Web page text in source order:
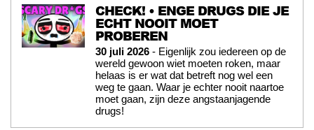
CHECK! • ENGE DRUGS DIE JE
ECHT NOOIT MOET
PROBEREN
30 juli 2026 - Eigenlijk zou iedereen op de
wereld gewoon wiet moeten roken, maar
helaas is er wat dat betreft nog wel een
weg te gaan. Waar je echter nooit naartoe
moet gaan, zijn deze angstaanjagende
drugs!